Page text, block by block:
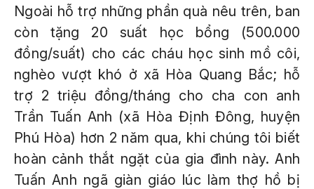
Ngoài hỗ trợ những phần quà nêu trên, ban
còn tặng 20 suất học bổng (500.000
đồng/suất) cho các cháu học sinh mồ côi,
nghèo vượt khó ở xã Hòa Quang Bắc; hỗ
trợ 2 triệu đồng/tháng cho cha con anh
Trần Tuấn Anh (xã Hòa Định Đông, huyện
Phú Hòa) hơn 2 năm qua, khi chúng tôi biết
hoàn cảnh thắt ngặt của gia đình này. Anh
Tuấn Anh ngã giàn giáo lúc làm thợ hồ bị